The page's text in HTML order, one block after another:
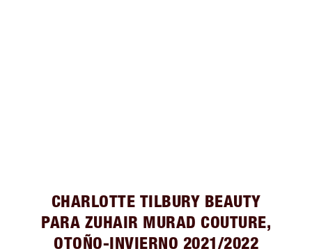
CHARLOTTE TILBURY BEAUTY
PARA ZUHAIR MURAD COUTURE,
OTOÑO-INVIERNO 2021/2022